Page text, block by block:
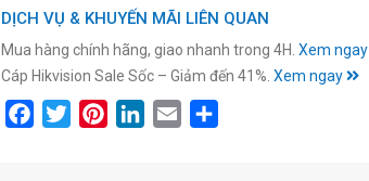
DỊCH VỤ & KHUYẾN MÃI LIÊN QUAN
Mua hàng chính hãng, giao nhanh trong 4H. Xem ngay
Cáp Hikvision Sale Sốc – Giảm đến 41%. Xem ngay
FacebookTwitterPinterestLinkedIn
Email